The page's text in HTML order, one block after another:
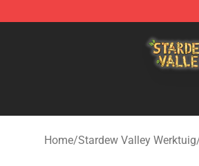
Home/Stardew Valley Werktuig